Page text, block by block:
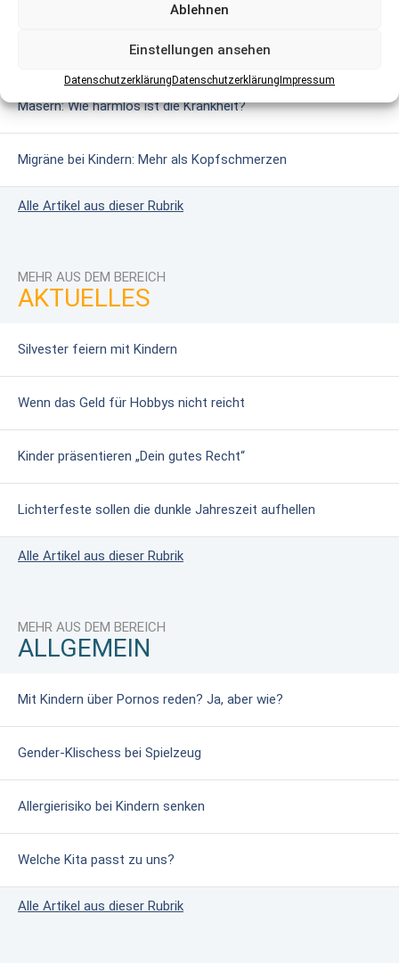
Ablehnen
Einstellungen ansehen
Datenschutzerklärung Datenschutzerklärung Impressum
Das erweiterte Neugeborenen-Screening
Masern: Wie harmlos ist die Krankheit?
Migräne bei Kindern: Mehr als Kopfschmerzen
Alle Artikel aus dieser Rubrik
MEHR AUS DEM BEREICH
AKTUELLES
Silvester feiern mit Kindern
Wenn das Geld für Hobbys nicht reicht
Kinder präsentieren „Dein gutes Recht“
Lichterfeste sollen die dunkle Jahreszeit aufhellen
Alle Artikel aus dieser Rubrik
MEHR AUS DEM BEREICH
ALLGEMEIN
Mit Kindern über Pornos reden? Ja, aber wie?
Gender-Klischess bei Spielzeug
Allergierisiko bei Kindern senken
Welche Kita passt zu uns?
Alle Artikel aus dieser Rubrik